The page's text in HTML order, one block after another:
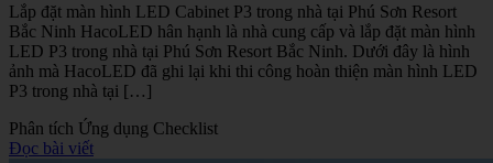
Lắp đặt màn hình LED Cabinet P3 trong nhà tại Phú Sơn Resort
Bắc Ninh HacoLED hân hạnh là nhà cung cấp và lắp đặt màn hình
LED P3 trong nhà tại Phú Sơn Resort Bắc Ninh. Dưới đây là hình
ảnh mà HacoLED đã ghi lại khi thi công hoàn thiện màn hình LED
P3 trong nhà tại […]
Phân tích Ứng dụng Checklist
Đọc bài viết